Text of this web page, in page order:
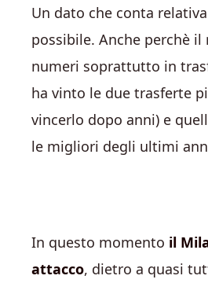
Un dato che conta
possibile. Anche perchè il
numeri soprattutto in
ha vinto le due trasferte
vincerlo dopo anni) e
le migliori degli ultimi
In questo momento il
attacco, dietro a quasi